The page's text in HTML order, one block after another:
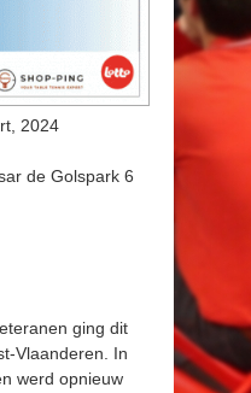
2024
de Golspark 6
ging dit
Vlaanderen. In
werd opnieuw